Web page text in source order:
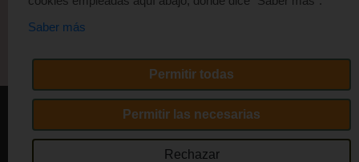
Saber más
Permitir todas
Permitir las necesarias
Rechazar
CÓMO COMPRAR